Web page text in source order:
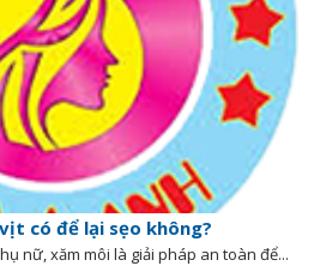
có để lại sẹo không?
nữ, xăm môi là giải pháp an toàn để...